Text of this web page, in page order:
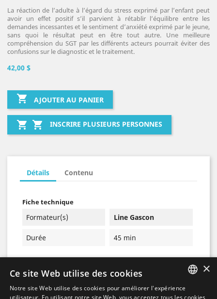
La réaction de l’adulte à l’égard du stress exprimé par l’enfant peut
avoir un effet positif s’il parvient à rétablir l’équilibre entre les
demandes incessantes et le sentiment d’anxiété exprimé par le jeune,
sans quoi le résultat peut en être tout autre. Une meilleure
compréhension du SGT par les différents acteurs pourrait éviter des
confusions sur le diagnostic et le traitement.
42,00 $
 AJOUTER AU PANIER
  INSCRIRE PLUSIEURS PERSONNES
Détails Contenu
Fiche technique
Formateur(s) Line Gascon
Durée 45 min
FRENCH
×
Ce site Web utilise des cookies
Notre site Web utilise des cookies pour améliorer l'expérience
utilisateur. En utilisant notre site Web, vous acceptez tous les cookies